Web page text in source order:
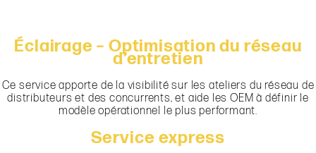
Éclairage – Optimisation du réseau
d’entretien
Ce service apporte de la visibilité sur les ateliers du réseau de
distributeurs et des concurrents, et aide les OEM à définir le
modèle opérationnel le plus performant.
Service express